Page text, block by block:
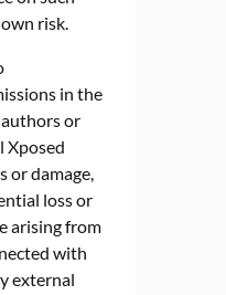
risk.
in the
or
Xposed
or damage,
loss or
arising from
with
external